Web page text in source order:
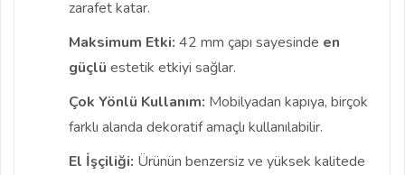
zarafet katar.
Maksimum Etki: 42 mm çapı sayesinde en
güçlü estetik etkiyi sağlar.
Çok Yönlü Kullanım: Mobilyadan kapıya, birçok
farklı alanda dekoratif amaçlı kullanılabilir.
El İşçiliği: Ürünün benzersiz ve yüksek kalitede